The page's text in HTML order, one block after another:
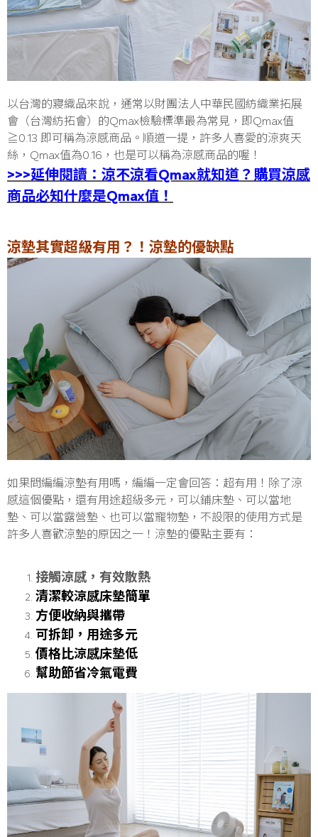
以台灣的寢織品來說，通常以財團法人中華民國紡織業拓展
會（台灣紡拓會）的Qmax檢驗標準最為常見，即Qmax值
≧0.13 即可稱為涼感商品。順道一提，許多人喜愛的涼爽天
絲，Qmax值為0.16，也是可以稱為涼感商品的喔！
>>>延伸閱讀：涼不涼看Qmax就知道？購買涼感
商品必知什麼是Qmax值！
涼墊其實超級有用？！涼墊的優缺點
如果問編編涼墊有用嗎，編編一定會回答：超有用！除了涼
感這個優點，還有用途超級多元，可以鋪床墊、可以當地
墊、可以當露營墊、也可以當寵物墊，不設限的使用方式是
許多人喜歡涼墊的原因之一！涼墊的優點主要有：
接觸涼感，有效散熱
清潔較涼感床墊簡單
方便收納與攜帶
可拆卸，用途多元
價格比涼感床墊低
幫助節省冷氣電費